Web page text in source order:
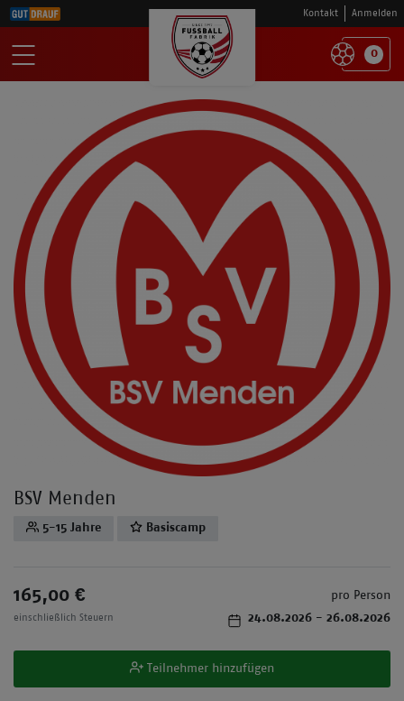
Kontakt Anmelden
0
BSV Menden
5-15 Jahre Basiscamp
165,00 €
einschließlich Steuern
pro Person
24.08.2026 - 26.08.2026
Teilnehmer hinzufügen